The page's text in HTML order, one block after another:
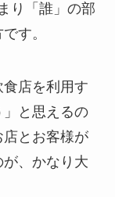
り「誰」の部
す。
店を利用す
と思えるの
とお客様が
、かなり大